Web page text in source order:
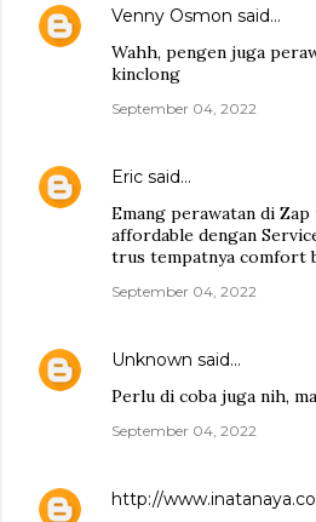
Venny Osmon said…
Wahh, pengen juga
kinclong
September 04, 2022
Eric said…
Emang perawatan di
affordable dengan
trus tempatnya comfort
September 04, 2022
Unknown said…
Perlu di coba juga nih,
September 04, 2022
http://